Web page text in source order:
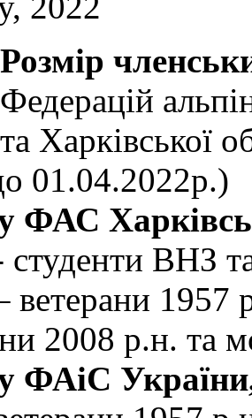
Розмір
Федерацій
та Харківської
01.04.2022р.)
ФАС
студенти ВНЗ
ветерани 1957
2008 р.н. та
ФАіС